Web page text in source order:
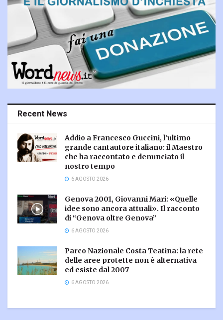
Recent News
Addio a Francesco Guccini, l’ultimo
grande cantautore italiano: il Maestro
che ha raccontato e denunciato il
nostro tempo
6 AGOSTO 2026
Genova 2001, Giovanni Mari: «Quelle
idee sono ancora attuali». Il racconto
di “Genova oltre Genova”
6 AGOSTO 2026
Parco Nazionale Costa Teatina: la rete
delle aree protette non è alternativa
ed esiste dal 2007
6 AGOSTO 2026